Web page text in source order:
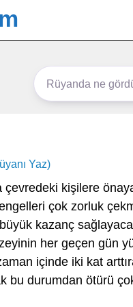
Yaz)
kişilere
çok zorluk
büyük kazanç
her geçen gün
içinde iki kat
bu durumdan ötürü